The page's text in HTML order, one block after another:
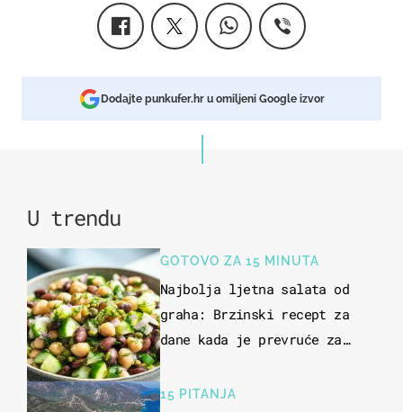
Dodajte punkufer.hr u omiljeni Google izvor
U trendu
GOTOVO ZA 15 MINUTA
Najbolja ljetna salata od
graha: Brzinski recept za
dane kada je prevruće za
15 PITANJA